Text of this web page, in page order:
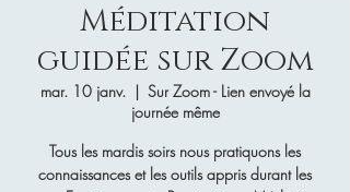
Méditation
guidée sur Zoom
mar. 10 janv.
  |
Sur Zoom - Lien envoyé la
journée même
Tous les mardis soirs nous pratiquons les
connaissances et les outils appris durant les